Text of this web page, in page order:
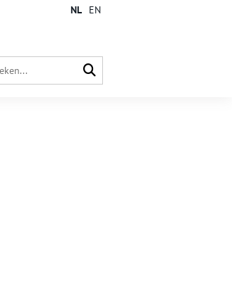
NL EN